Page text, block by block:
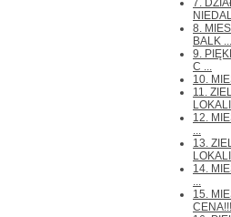
7.
8.
BALK ...
9.
C ...
10.
11.
12.
...
13.
14.
...
15.